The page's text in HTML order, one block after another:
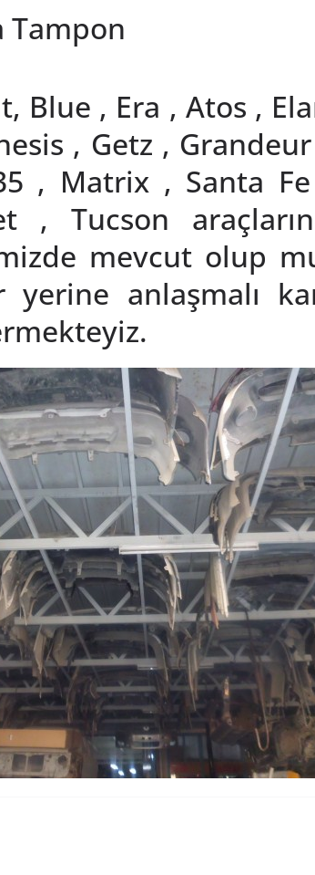
Tampon
Blue , Era , Atos ,
, Getz ,
, Matrix , Santa
, Tucson
mevcut olup
yerine anlaşmalı